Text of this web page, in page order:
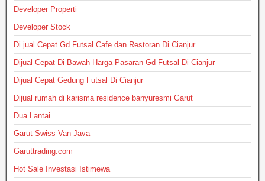
Developer Properti
Developer Stock
Di jual Cepat Gd Futsal Cafe dan Restoran Di Cianjur
Dijual Cepat Di Bawah Harga Pasaran Gd Futsal Di Cianjur
Dijual Cepat Gedung Futsal Di Cianjur
Dijual rumah di karisma residence banyuresmi Garut
Dua Lantai
Garut Swiss Van Java
Garuttrading.com
Hot Sale Investasi Istimewa